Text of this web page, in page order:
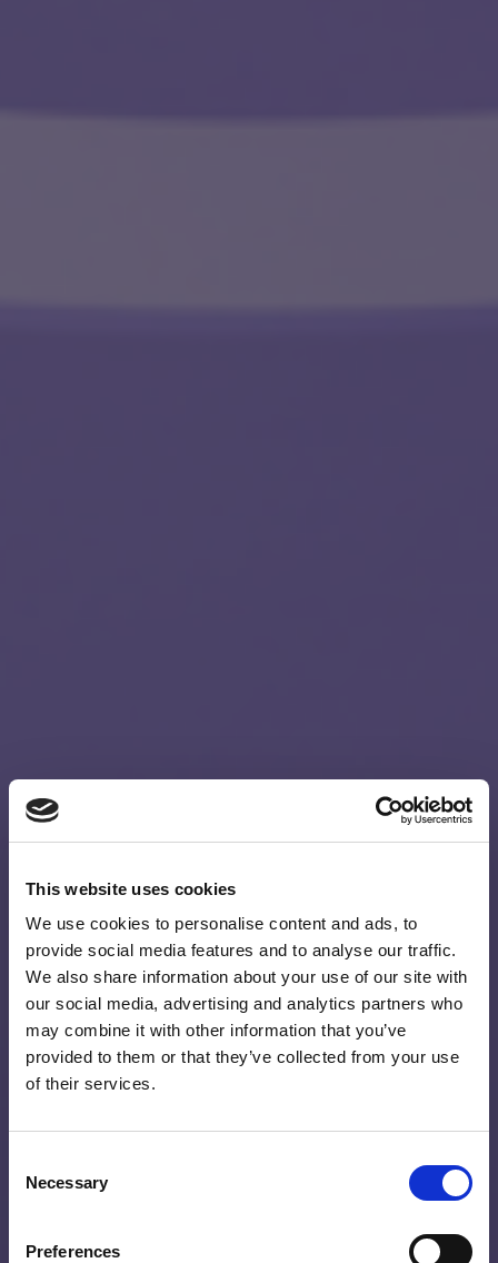
This website uses cookies
We use cookies to personalise content and ads, to
provide social media features and to analyse our traffic.
We also share information about your use of our site with
our social media, advertising and analytics partners who
may combine it with other information that you’ve
provided to them or that they’ve collected from your use
of their services.
Selection
Necessary
Preferences